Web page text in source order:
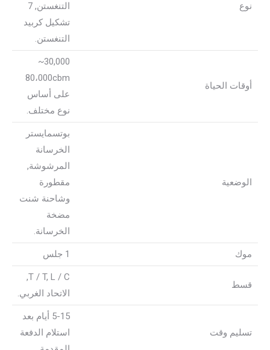
نوع
التنغستن, 7
تشكيل كربيد
التنغستن.
أوقات الحياة
30,000~
80،000cbm
على أساس
نوع مختلف.
الوضعية
بوتسمايستر
الخرسانة
المرشوشة,
مقطورة
وشاحنة شنت
مضخة
الخرسانة.
موك 1 جلس
قسط
T / T, L / C,
الاتحاد الغربي.
تسليم وقت
5-15 أيام بعد
استلام الدفعة